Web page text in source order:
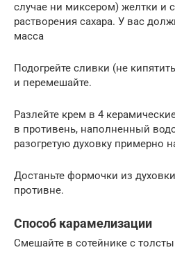
случае ни миксером) желтки и
растворения сахара. У вас
масса
Подогрейте сливки (не
и перемешайте.
Разлейте крем в 4
в противень, наполненный
разогретую духовку примерно
Достаньте формочки из
противне.
Способ карамелизации
Смешайте в сотейнике с